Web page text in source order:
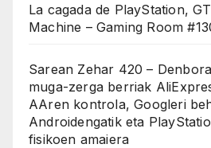
La cagada de PlayStation,
Machine – Gaming Room
Sarean Zehar 420 –
muga-zerga berriak
AAren kontrola, Googleri
Androidengatik eta
fisikoen amaiera